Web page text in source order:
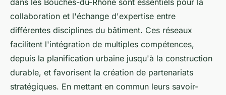
dans les Bouches-du-Rhône sont essentiels pour la
collaboration et l'échange d'expertise entre
différentes disciplines du bâtiment. Ces réseaux
facilitent l'intégration de multiples compétences,
depuis la planification urbaine jusqu'à la construction
durable, et favorisent la création de partenariats
stratégiques. En mettant en commun leurs savoir-